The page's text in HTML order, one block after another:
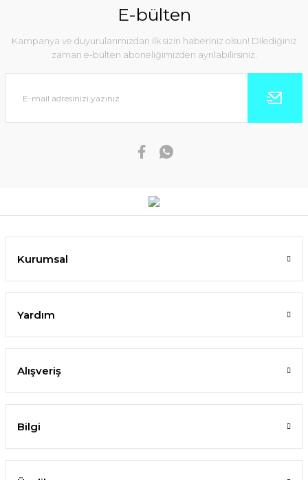
E-bülten
Kampanya ve duyurularımızdan ilk sizin haberiniz olsun! Dilediğiniz
zaman e-bülten aboneliğimizden ayrılabilirsiniz.
Kurumsal
Yardım
Alışveriş
Bilgi